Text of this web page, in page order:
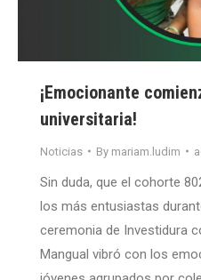
¡Emocionante
universitaria!
Noticias By mariam.ludim
Sin duda, que el cohorte
los más entusiastas
ceremonia de Investidura
Mangual vibró con los